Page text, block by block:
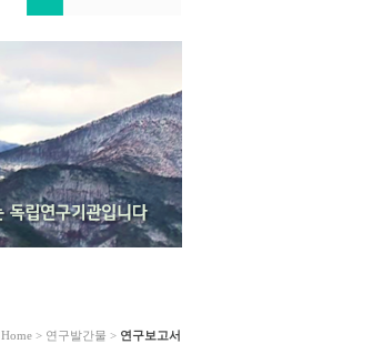
Home > 연구발간물 > 연구보고서